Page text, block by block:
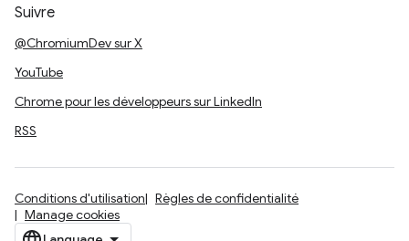
Suivre
@ChromiumDev sur X
YouTube
Chrome pour les développeurs sur LinkedIn
RSS
Conditions d'utilisation
Règles de confidentialité
Manage cookies